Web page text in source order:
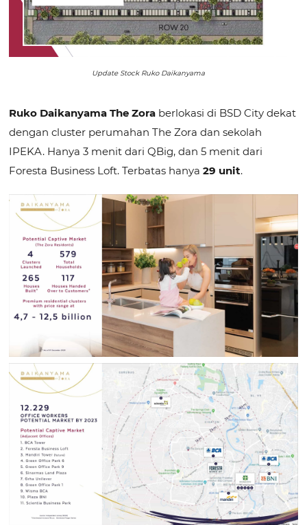
Update Stock Ruko Daikanyama
Ruko Daikanyama The Zora berlokasi di BSD City dekat
dengan cluster perumahan The Zora dan sekolah
IPEKA. Hanya 3 menit dari QBig, dan 5 menit dari
Foresta Business Loft. Terbatas hanya29 unit.